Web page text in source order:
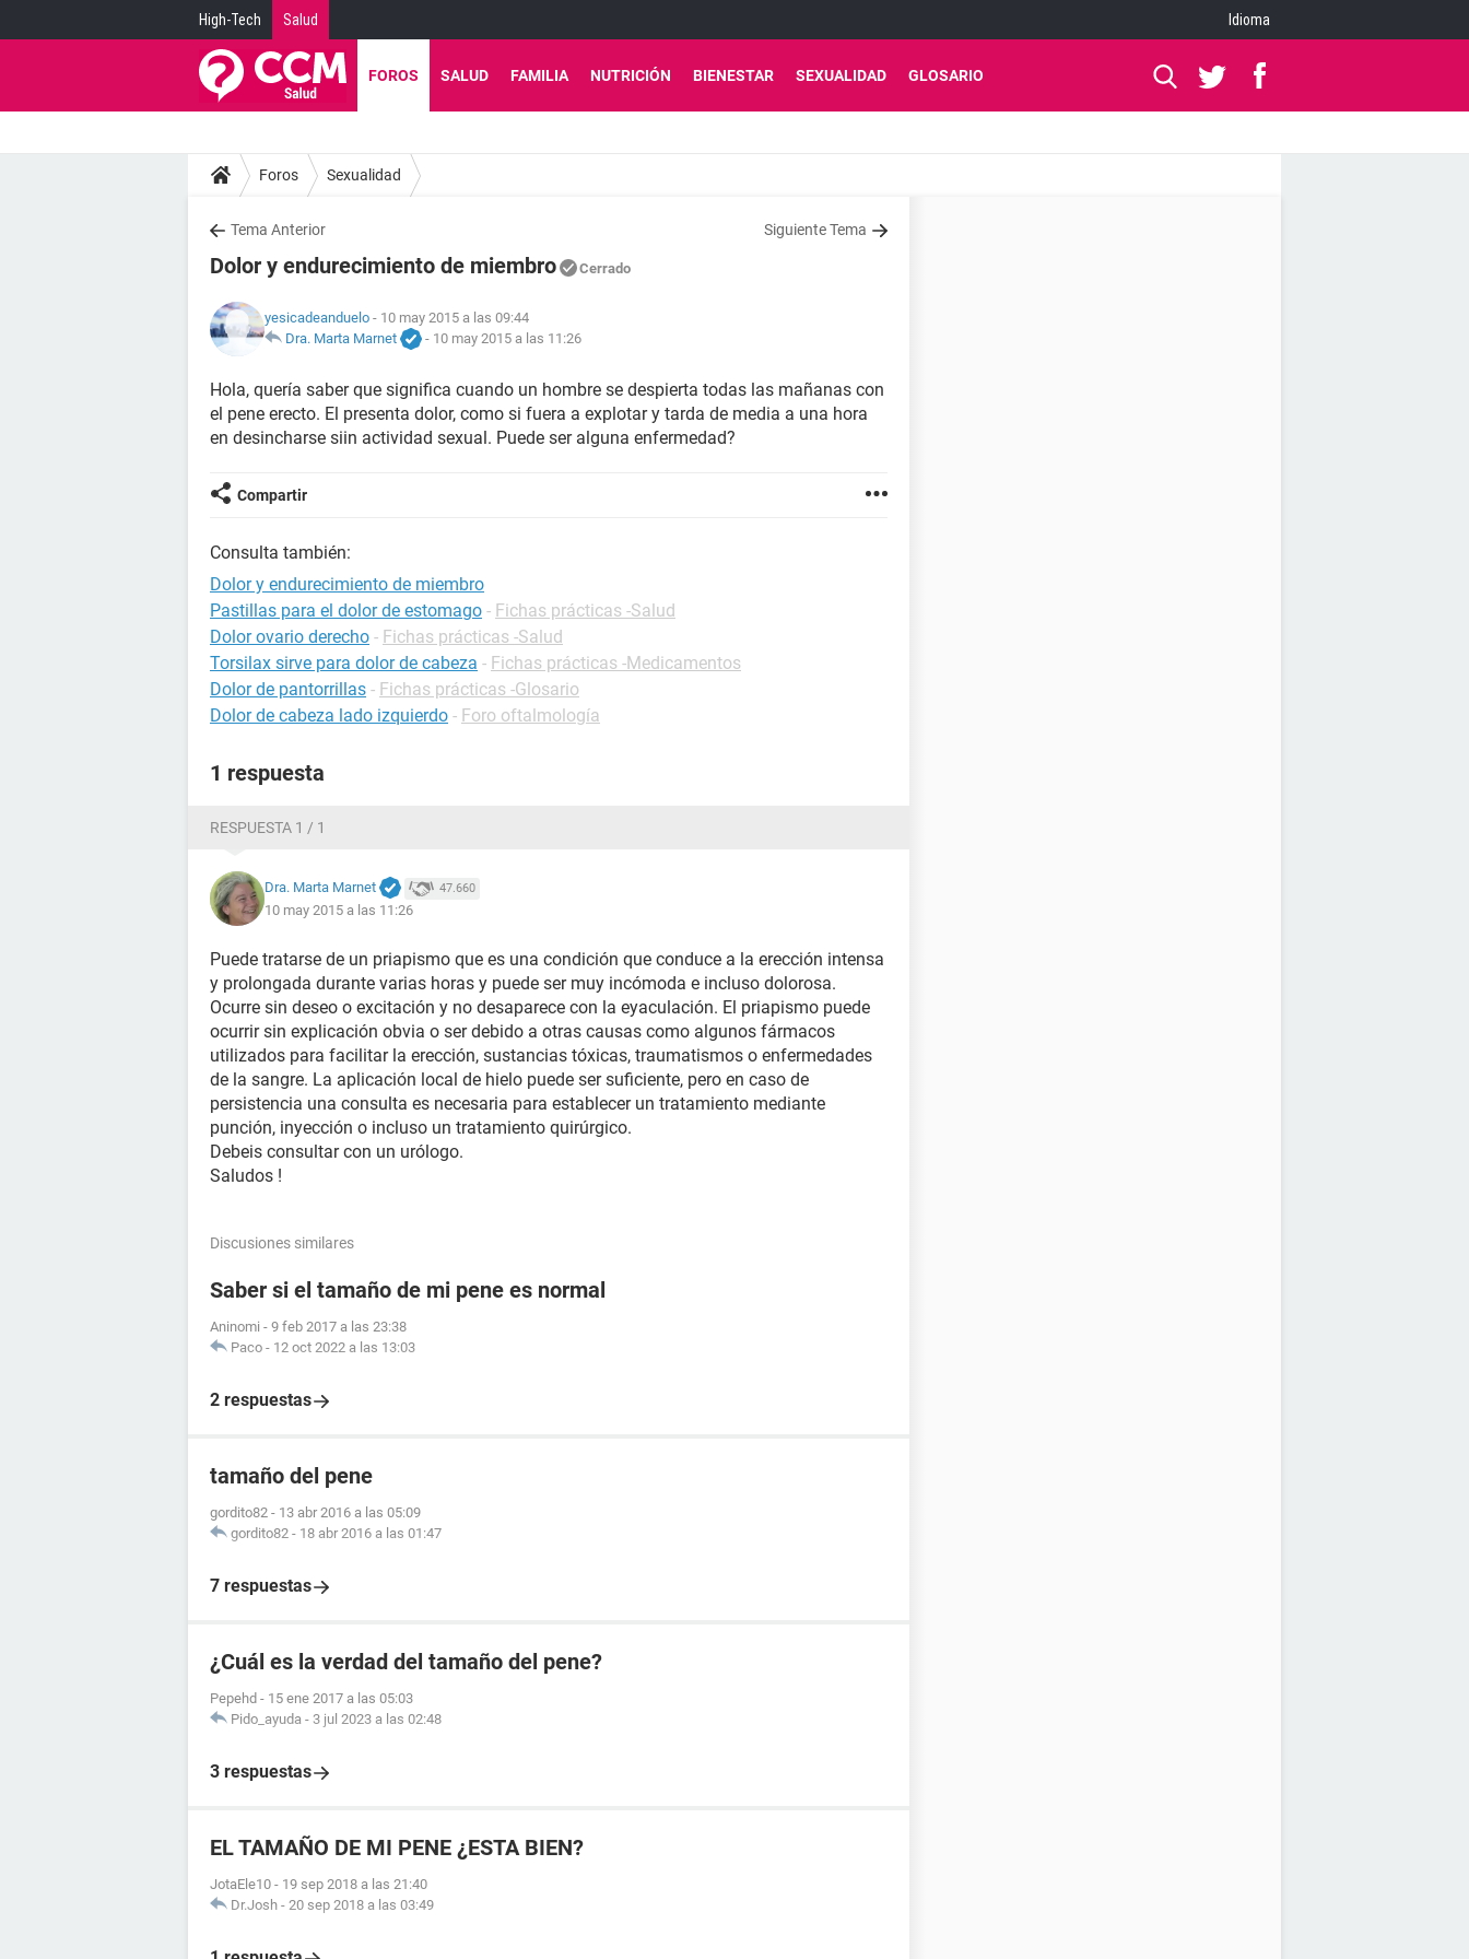
High-Tech Salud Idioma
FOROS SALUD FAMILIA NUTRICIÓN BIENESTAR SEXUALIDAD GLOSARIO
Foros Sexualidad
Tema Anterior Siguiente Tema
Dolor y endurecimiento de miembro Cerrado
yesicadeanduelo - 10 may 2015 a las 09:44
Dra. Marta Marnet
- 10 may 2015 a las 11:26
Hola, quería saber que significa cuando un hombre se despierta todas las mañanas con
el pene erecto. El presenta dolor, como si fuera a explotar y tarda de media a una hora
en desincharse siin actividad sexual. Puede ser alguna enfermedad?
Compartir
Consulta también:
Dolor y endurecimiento de miembro
Pastillas para el dolor de estomago - Fichas prácticas -Salud
Dolor ovario derecho - Fichas prácticas -Salud
Torsilax sirve para dolor de cabeza - Fichas prácticas -Medicamentos
Dolor de pantorrillas - Fichas prácticas -Glosario
Dolor de cabeza lado izquierdo - Foro oftalmología
1 respuesta
RESPUESTA 1 / 1
Dra. Marta Marnet 47.660
10 may 2015 a las 11:26
Puede tratarse de un priapismo que es una condición que conduce a la erección intensa
y prolongada durante varias horas y puede ser muy incómoda e incluso dolorosa.
Ocurre sin deseo o excitación y no desaparece con la eyaculación. El priapismo puede
ocurrir sin explicación obvia o ser debido a otras causas como algunos fármacos
utilizados para facilitar la erección, sustancias tóxicas, traumatismos o enfermedades
de la sangre. La aplicación local de hielo puede ser suficiente, pero en caso de
persistencia una consulta es necesaria para establecer un tratamiento mediante
punción, inyección o incluso un tratamiento quirúrgico.
Debeis consultar con un urólogo.
Saludos !
Discusiones similares
Saber si el tamaño de mi pene es normal
Aninomi - 9 feb 2017 a las 23:38
Paco - 12 oct 2022 a las 13:03
2 respuestas
tamaño del pene
gordito82 - 13 abr 2016 a las 05:09
gordito82 - 18 abr 2016 a las 01:47
7 respuestas
¿Cuál es la verdad del tamaño del pene?
Pepehd - 15 ene 2017 a las 05:03
Pido_ayuda - 3 jul 2023 a las 02:48
3 respuestas
EL TAMAÑO DE MI PENE ¿ESTA BIEN?
JotaEle10 - 19 sep 2018 a las 21:40
Dr.Josh - 20 sep 2018 a las 03:49